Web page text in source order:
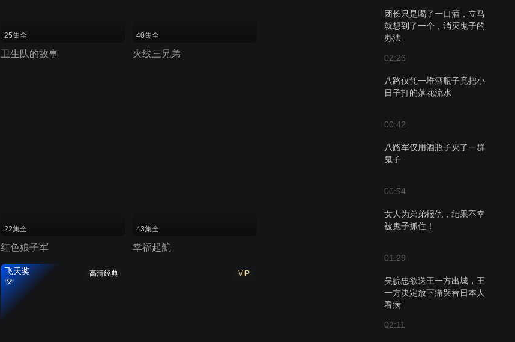
团长只是喝了一口酒，立马
就想到了一个，消灭鬼子的
办法
02:26
八路仅凭一堆酒瓶子竟把小
日子打的落花流水
00:42
八路军仅用酒瓶子灭了一群
鬼子
00:54
女人为弟弟报仇，结果不幸
被鬼子抓住！
01:29
吴皖忠欲送王一方出城，王
一方决定放下痛哭替日本人
看病
02:11
25集全
卫生队的故事
40集全
火线三兄弟
22集全
红色娘子军
43集全
幸福起航
高清经典
飞天奖 VIP